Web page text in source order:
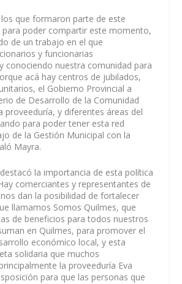
que formaron parte de este
poder compartir este momento,
de un trabajo en el que
y funcionarias
conociendo nuestra comunidad para
acá hay centros de jubilados,
el Gobierno Provincial a
de Desarrollo de la Comunidad
proveeduría, y diferentes áreas del
para poder tener esta red
de la Gestión Municipal con la
Mayra.
la importancia de esta política
comerciantes y representantes de
dan la posibilidad de fortalecer
llamamos Somos Quilmes, que
de beneficios para todos nuestros
en Quilmes, para promover el
económico local, y esta
solidaria que muchos
la proveeduría Eva
para que las personas que